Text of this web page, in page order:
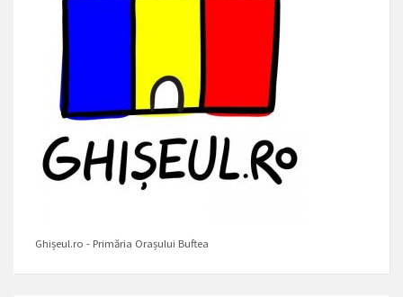
Ghișeul.ro - Primăria Orașului Buftea